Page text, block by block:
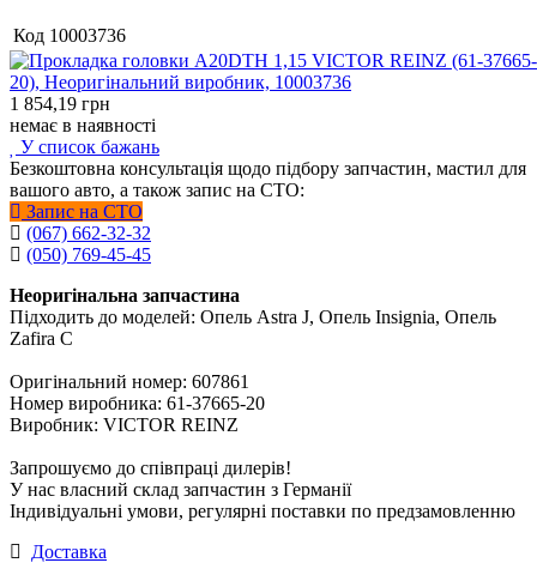
Код 10003736
1 854,19 грн
немає в наявності
У список бажань
Безкоштовна консультація щодо підбору запчастин, мастил для
вашого авто, а також запис на СТО:
Запис на СТО
(067) 662-32-32
(050) 769-45-45
Неоригінальна запчастина
Підходить до моделей: Опель Astra J, Опель Insignia, Опель
Zafira C
Оригінальний номер: 607861
Номер виробника: 61-37665-20
Виробник: VICTOR REINZ
Запрошуємо до співпраці дилерів!
У нас власний склад запчастин з Германії
Індивідуальні умови, регулярні поставки по предзамовленню
Доставка